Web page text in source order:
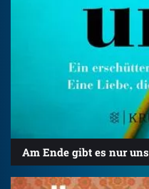
Am Ende gibt es nur uns